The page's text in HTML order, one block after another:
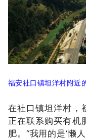
福安社口镇坦洋村附近
在社口镇坦洋村，
正在联系购买有机
肥。“我用的是‘懒